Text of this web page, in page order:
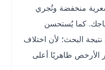
منخفضة وتُجري
يُستحسن
لأن اختلاف
ظاهريًا أعلى